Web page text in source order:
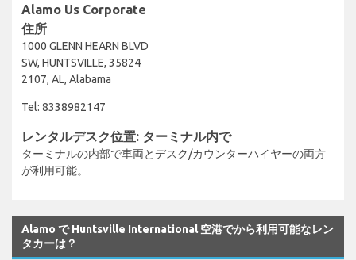
Alamo Us Corporate
住所
1000 GLENN HEARN BLVD
SW, HUNTSVILLE, 35824
2107, AL, Alabama
Tel: 8338982147
レンタルデスク位置: ターミナル内で
ターミナルの内部で車両とデスク/カウンターハイヤーの両方
が利用可能。
Alamo で Huntsville International 空港でから利用可能なレン
タカーは？